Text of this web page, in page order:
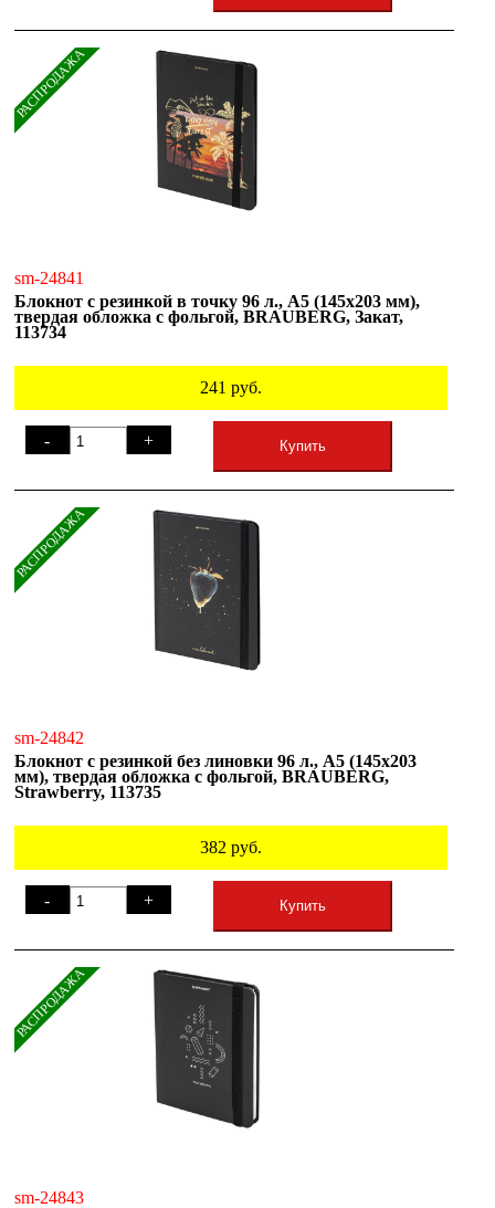
РАСПРОДАЖА
sm-24841
Блокнот с резинкой в точку 96 л., А5 (145х203 мм),
твердая обложка с фольгой, BRAUBERG, Закат,
113734
241 руб.
- + Купить
РАСПРОДАЖА
sm-24842
Блокнот с резинкой без линовки 96 л., А5 (145х203
мм), твердая обложка с фольгой, BRAUBERG,
Strawberry, 113735
382 руб.
- + Купить
РАСПРОДАЖА
sm-24843